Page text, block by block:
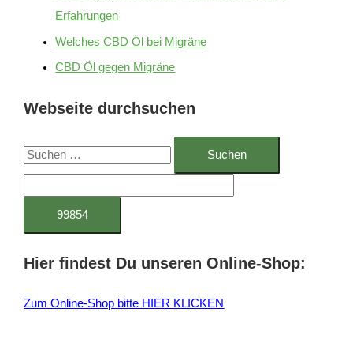
Erfahrungen
Welches CBD Öl bei Migräne
CBD Öl gegen Migräne
Webseite durchsuchen
S
c
n
a
Hier findest Du unseren Online-Shop:
Zum Online-Shop bitte HIER KLICKEN